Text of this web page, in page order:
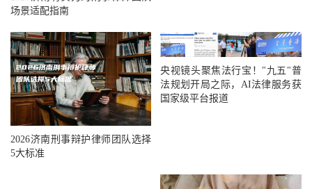
场景适配指南
2026济南刑事辩护律师团队选择
5大标准
央视镜头聚焦法行宝！"九五"普
法规划开局之际，AI法律服务获
国家级平台报道